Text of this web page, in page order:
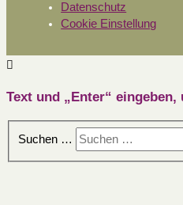
Datenschutz
Cookie Einstellung
Text und „Enter“
Suchen …